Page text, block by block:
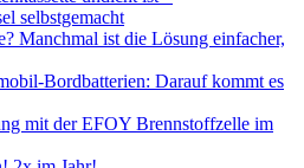
selbstgemacht
Manchmal ist die Lösung einfacher,
Bordbatterien: Darauf kommt es
mit der EFOY Brennstoffzelle im